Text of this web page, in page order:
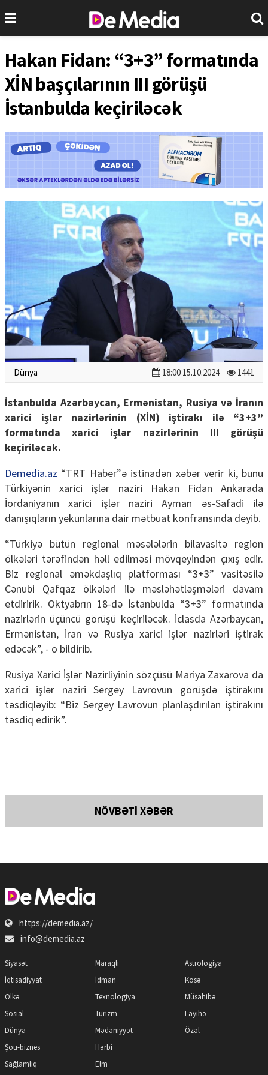
Hakan Fidan: “3+3” formatında
XİN başçılarının III görüşü
İstanbulda keçiriləcək
Dünya 18:00 15.10.2024 1441
İstanbulda Azərbaycan, Ermənistan, Rusiya və İranın
xarici işlər nazirlərinin (XİN) iştirakı ilə “3+3”
formatında xarici işlər nazirlərinin III görüşü
keçiriləcək.
Demedia.az “TRT Haber”ə istinadən xəbər verir ki, bunu
Türkiyənin xarici işlər naziri Hakan Fidan Ankarada
İordaniyanın xarici işlər naziri Ayman əs-Safadi ilə
danışıqların yekunlarına dair mətbuat konfransında deyib.
“Türkiyə bütün regional məsələlərin bilavasitə region
ölkələri tərəfindən həll edilməsi mövqeyindən çıxış edir.
Biz regional əməkdaşlıq platforması “3+3” vasitəsilə
Cənubi Qafqaz ölkələri ilə məsləhətləşmələri davam
etdiririk. Oktyabrın 18-də İstanbulda “3+3” formatında
nazirlərin üçüncü görüşü keçiriləcək. İclasda Azərbaycan,
Ermənistan, İran və Rusiya xarici işlər nazirləri iştirak
edəcək”, - o bildirib.
Rusiya Xarici İşlər Nazirliyinin sözçüsü Mariya Zaxarova da
xarici işlər naziri Sergey Lavrovun görüşdə iştirakını
təsdiqləyib: “Biz Sergey Lavrovun planlaşdırılan iştirakını
təsdiq edirik”.
NÖVBƏTİ XƏBƏR
https://demedia.az/
info@demedia.az
Siyasət
İqtisadiyyat
Ölkə
Sosial
Dünya
Şou-biznes
Sağlamlıq
Maraqlı
İdman
Texnologiya
Turizm
Mədəniyyət
Hərbi
Elm
Astrologiya
Köşə
Müsahibə
Layihə
Özəl